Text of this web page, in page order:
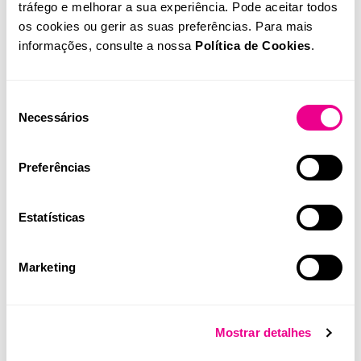
tráfego e melhorar a sua experiência. Pode aceitar todos
os cookies ou gerir as suas preferências. Para mais
informações, consulte a nossa Política de Cookies.
Necessários
Preferências
Estatísticas
Marketing
Mostrar detalhes
entre as empresas mais sustentáveis
Quilaban